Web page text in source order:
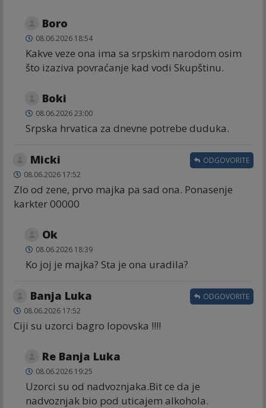
Boro
08.06.2026 18:54
Kakve veze ona ima sa srpskim narodom osim
što izaziva povraćanje kad vodi Skupštinu.
Boki
08.06.2026 23:00
Srpska hrvatica za dnevne potrebe duduka.
Micki
08.06.2026 17:52
Zlo od zene, prvo majka pa sad ona. Ponasenje
karkter 00000
ODGOVORITE
Ok
08.06.2026 18:39
Ko joj je majka? Sta je ona uradila?
Banja Luka
08.06.2026 17:52
Ciji su uzorci bagro lopovska !!!!
ODGOVORITE
Re Banja Luka
08.06.2026 19:25
Uzorci su od nadvoznjaka.Bit ce da je
nadvoznjak bio pod uticajem alkohola.